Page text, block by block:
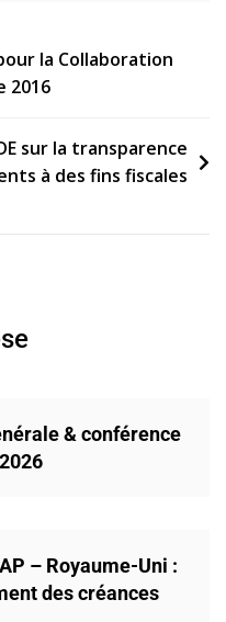
la Collaboration
2016
sur la transparence
à des fins fiscales
& conférence
– Royaume-Uni :
des créances